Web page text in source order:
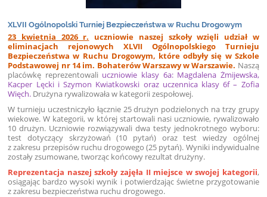
XLVII Ogólnopolski Turniej Bezpieczeństwa w Ruchu Drogowym
23 kwietnia 2026 r. uczniowie naszej szkoły wzięli udział w
eliminacjach rejonowych XLVII Ogólnopolskiego Turnieju
Bezpieczeństwa w Ruchu Drogowym, które odbyły się w Szkole
Podstawowej nr 14 im. Bohaterów Warszawy w Warszawie. Naszą
placówkę reprezentowali uczniowie klasy 6a: Magdalena Żmijewska,
Kacper Lęcki i Szymon Kwiatkowski oraz uczennica klasy 6f – Zofia
Więch. Drużyna rywalizowała w kategorii zespołowej.
W turnieju uczestniczyło łącznie 25 drużyn podzielonych na trzy grupy
wiekowe. W kategorii, w której startowali nasi uczniowie, rywalizowało
10 drużyn. Uczniowie rozwiązywali dwa testy jednokrotnego wyboru:
test dotyczący skrzyżowań (10 pytań) oraz test wiedzy ogólnej
z zakresu przepisów ruchu drogowego (25 pytań). Wyniki indywidualne
zostały zsumowane, tworząc końcowy rezultat drużyny.
Reprezentacja naszej szkoły zajęła II miejsce w swojej kategorii,
osiągając bardzo wysoki wynik i potwierdzając świetne przygotowanie
z zakresu bezpieczeństwa ruchu drogowego.